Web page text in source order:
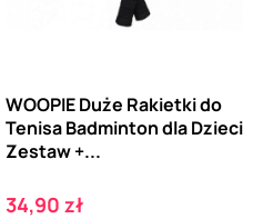
WOOPIE Duże Rakietki do
Tenisa Badminton dla Dzieci
Zestaw +...
Cena
34,90 zł